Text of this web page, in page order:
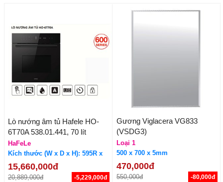
Lò nướng âm tủ Hafele HO-
6T70A 538.01.441, 70 lít
HaFeLe
Kích thước (W x D x H): 595R x
595C x 575S mm
15,660,000đ
20,889,000đ -5,229,000đ
Gương Viglacera VG833
(VSDG3)
Loại 1
500 x 700 x 5mm
470,000đ
550,000đ -80,000đ